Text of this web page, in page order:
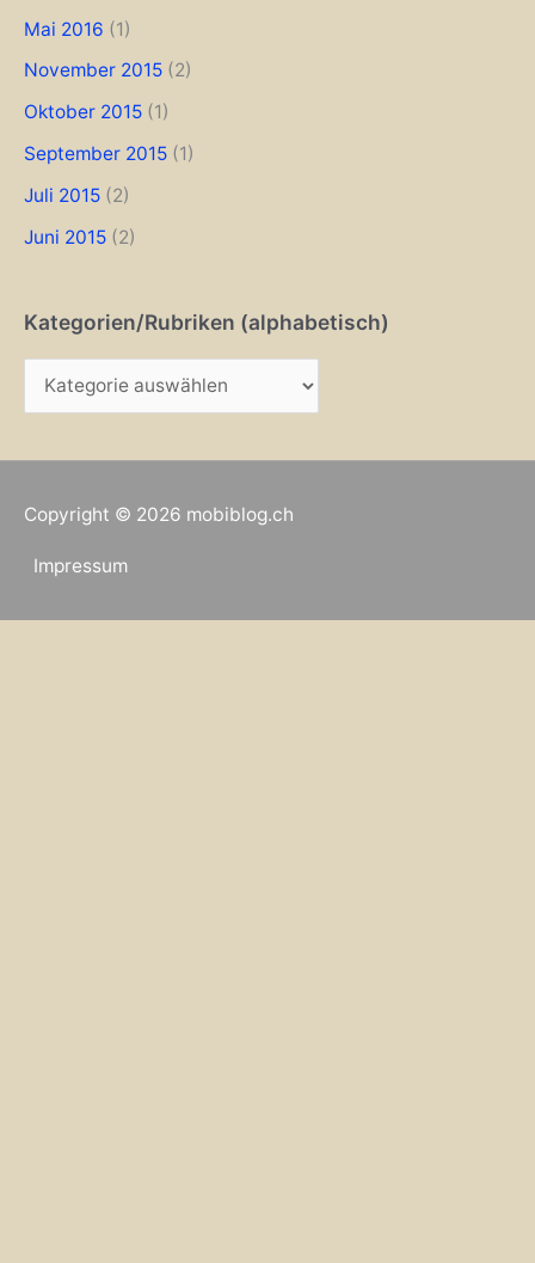
Mai 2016 (1)
November 2015 (2)
Oktober 2015 (1)
September 2015 (1)
Juli 2015 (2)
Juni 2015 (2)
Kategorien/Rubriken (alphabetisch)
a
g
Copyright © 2026 mobiblog.ch
Impressum